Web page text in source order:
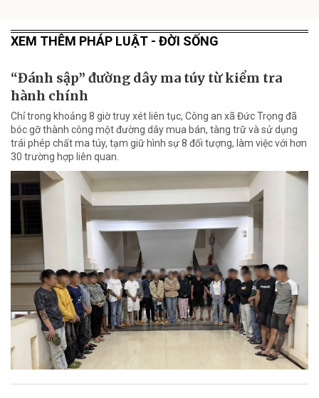
XEM THÊM PHÁP LUẬT - ĐỜI SỐNG
“Đánh sập” đường dây ma túy từ kiểm tra
hành chính
Chỉ trong khoảng 8 giờ truy xét liên tục, Công an xã Đức Trọng đã
bóc gỡ thành công một đường dây mua bán, tàng trữ và sử dụng
trái phép chất ma túy, tạm giữ hình sự 8 đối tượng, làm việc với hơn
30 trường hợp liên quan.